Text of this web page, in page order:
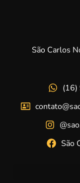
São Carlos
São